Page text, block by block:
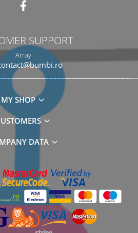
SUPPORT
Array
MY SHOP
DATA